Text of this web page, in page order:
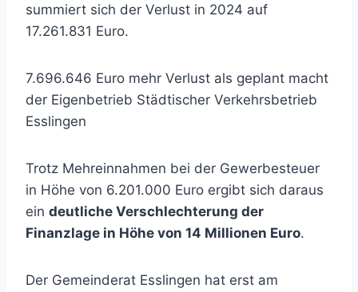
summiert sich der Verlust in 2024 auf
17.261.831 Euro.
7.696.646 Euro mehr Verlust als geplant macht
der Eigenbetrieb Städtischer Verkehrsbetrieb
Esslingen
Trotz Mehreinnahmen bei der Gewerbesteuer
in Höhe von 6.201.000 Euro ergibt sich daraus
ein deutliche Verschlechterung der
Finanzlage in Höhe von 14 Millionen Euro.
Der Gemeinderat Esslingen hat erst am